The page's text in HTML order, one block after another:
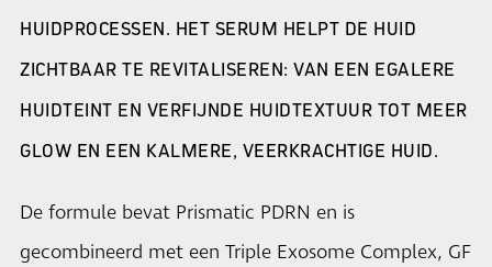
HUIDPROCESSEN. HET SERUM HELPT DE HUID
ZICHTBAAR TE REVITALISEREN: VAN EEN EGALERE
HUIDTEINT EN VERFIJNDE HUIDTEXTUUR TOT MEER
GLOW EN EEN KALMERE, VEERKRACHTIGE HUID.
De formule bevat Prismatic PDRN en is
gecombineerd met een Triple Exosome Complex, GF